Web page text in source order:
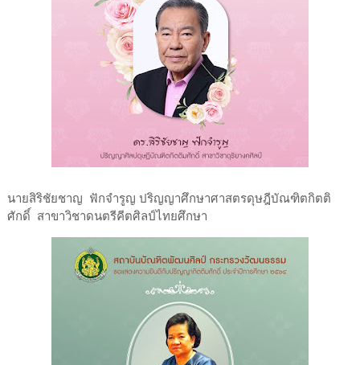
นายสิริชัยชาญ ฟักจำรูญ ปริญญาศึกษาศาสตรดุษฎีบัณฑิตกิตติ
ศักดิ์ สาขาวิชาดนตรีคีตศิลป์ไทยศึกษา